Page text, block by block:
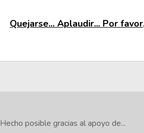
Quejarse... Aplaudir... Por
Hecho posible gracias al apoyo de...